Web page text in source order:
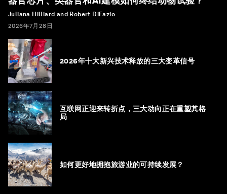
Juliana Hilliard and Robert DiFazio
2026年7月28日
2026年十大新兴技术释放的三大变革信号
互联网正迎来转折点，三大动向正在重塑其格
局
如何更好地拥抱旅游业的可持续发展？